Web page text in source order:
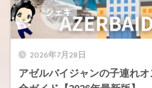
2026年7月28日
アゼルバイジャンの子連れ